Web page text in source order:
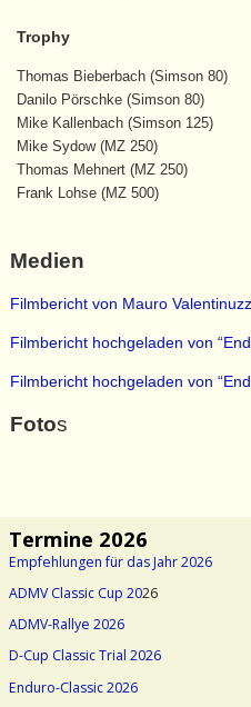
Trophy
Thomas Bieberbach (Simson 80)
Danilo Pörschke (Simson 80)
Mike Kallenbach (Simson 125)
Mike Sydow (MZ 250)
Thomas Mehnert (MZ 250)
Frank Lohse (MZ 500)
Medien
Filmbericht von Mauro
Filmbericht hochgeladen von
Filmbericht hochgeladen von
Fotos
Termine 2026
Empfehlungen für das Jahr 2026
ADMV Classic Cup 2026
ADMV-Rallye 2026
D-Cup Classic Trial 2026
Enduro-Classic 2026